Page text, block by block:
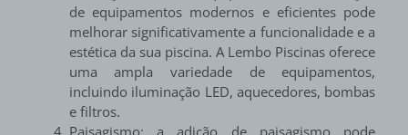
de equipamentos modernos e eficientes pode
melhorar significativamente a funcionalidade e a
estética da sua piscina. A Lembo Piscinas oferece
uma ampla variedade de equipamentos,
incluindo iluminação LED, aquecedores, bombas
e filtros.
Paisagismo: a adição de paisagismo pode